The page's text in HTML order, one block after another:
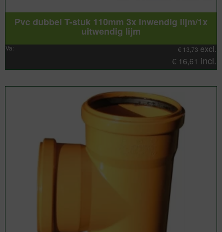
Pvc dubbel T-stuk 110mm 3x inwendig lijm/1x
uitwendig lijm
Va: € 13,73 excl.
€ 16,61 incl.